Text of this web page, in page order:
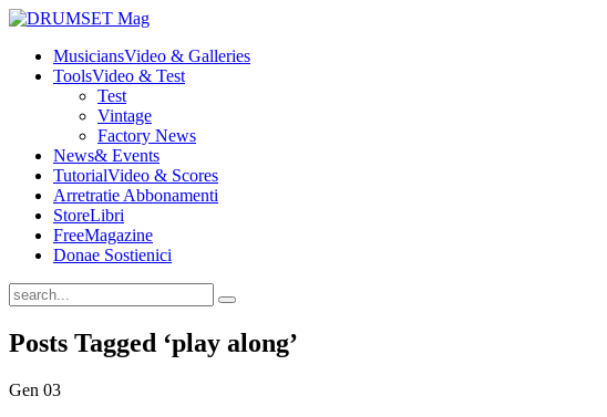
MusiciansVideo & Galleries
ToolsVideo & Test
Test
Vintage
Factory News
News& Events
TutorialVideo & Scores
Arretratie Abbonamenti
StoreLibri
FreeMagazine
Donae Sostienici
Posts Tagged ‘play along’
Gen 03